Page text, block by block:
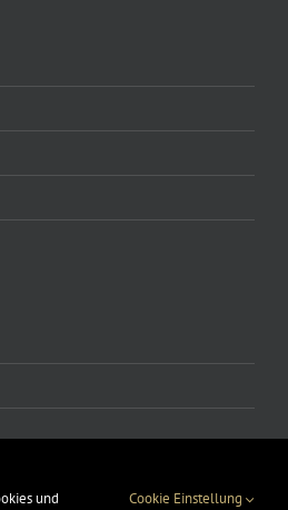
und
Cookie Einstellung